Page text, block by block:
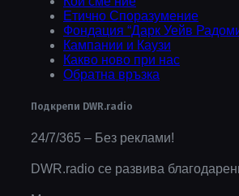
Етично Споразумение
Фондация “Дарк Уейв
Кампании и Каузи
Какво ново при нас
Обратна връзка
Подкрепи DWR.radio
24/7/365 – Без реклами!
DWR.radio се развива